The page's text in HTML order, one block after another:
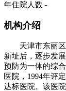
年住院人数 -
机构介绍
天津市东丽区
新址后，逐步发
预防为一体的综
医院，1994年评
达标医院。该医